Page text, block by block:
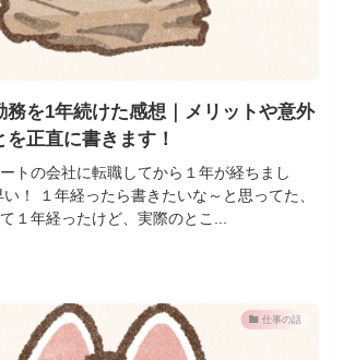
務を1年続けた感想｜メリットや意外
正直に書きます！
トの会社に転職してから１年が経ちまし
！ １年経ったら書きたいな～と思ってた、
１年経ったけど、実際のとこ...
仕事の話